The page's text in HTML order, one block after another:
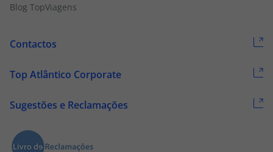
Blog TopViagens
Contactos
Top Atlântico Corporate
Sugestões e Reclamações